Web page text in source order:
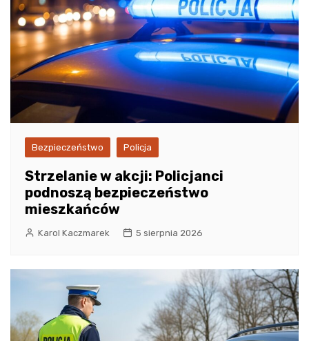
Bezpieczeństwo Policja
Strzelanie w akcji: Policjanci
podnoszą bezpieczeństwo
mieszkańców
Karol Kaczmarek 5 sierpnia 2026